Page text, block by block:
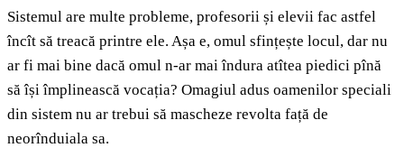
Sistemul are multe probleme, profesorii și elevii fac astfel
încît să treacă printre ele. Așa e, omul sfințește locul, dar nu
ar fi mai bine dacă omul n-ar mai îndura atîtea piedici pînă
să își împlinească vocația? Omagiul adus oamenilor speciali
din sistem nu ar trebui să mascheze revolta față de
neorînduiala sa.